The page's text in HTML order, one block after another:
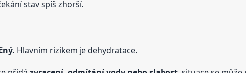
stav spíš zhorší.
Hlavním rizikem je dehydratace.